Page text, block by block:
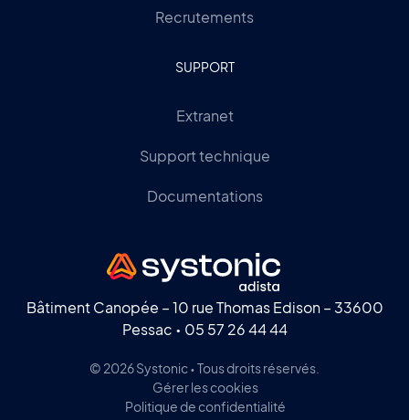
Recrutements
SUPPORT
Extranet
Support technique
Documentations
Bâtiment Canopée – 10 rue Thomas Edison – 33600
Pessac • 05 57 26 44 44
© 2026 Systonic • Tous droits réservés.
Gérer les cookies
Politique de confidentialité